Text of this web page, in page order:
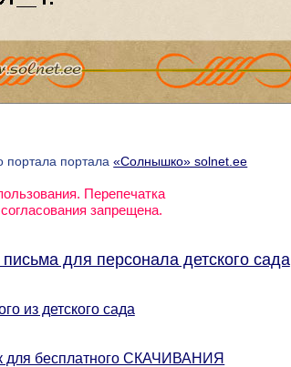
портала портала«Солнышко» solnet.ee
Перепечатка
запрещена.
для персонала детского сада
из детского сада
для бесплатного СКАЧИВАНИЯ